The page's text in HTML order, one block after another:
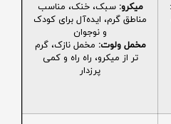
میکرو: سبک، خنک، مناسب
مناطق گرم، ایده‌آل برای کودک
و نوجوان
مخمل ولوت: مخمل نازک، گرم
تر از میکرو، راه راه و کمی
پرزدار